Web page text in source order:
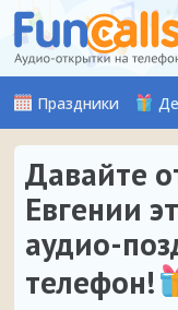
Праздники
Давайте
Евгении
аудио-
телефон!